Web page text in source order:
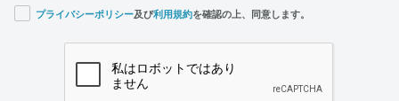
プライバシーポリシー及び利用規約を確認の上、同意します。